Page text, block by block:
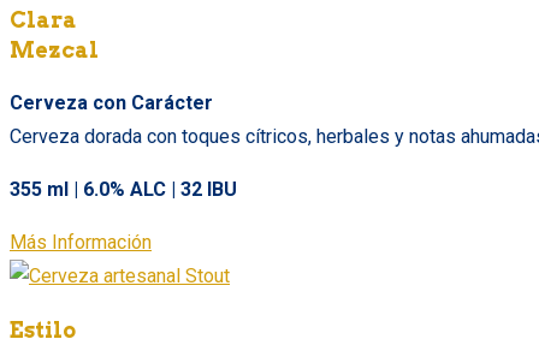
Clara
Mezcal
Cerveza con Carácter
Cerveza dorada con toques cítricos, herbales y notas
355 ml | 6.0% ALC | 32 IBU
Más Información
Estilo